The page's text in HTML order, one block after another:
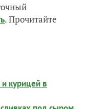
. Прочитайте
курицей в